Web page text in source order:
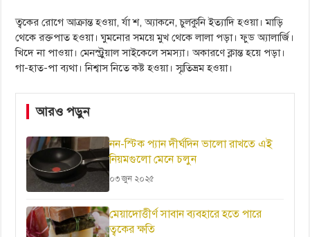
ত্বকের রোগে আক্রান্ত হওয়া, র্যা শ, অ্যাকনে, চুলকুনি ইত্যাদি হওয়া। মাড়ি
থেকে রক্তপাত হওয়া। ঘুমনোর সময়ে মুখ থেকে লালা পড়া। ফুড অ্যালার্জি।
খিদে না পাওয়া। মেনস্ট্রুয়াল সাইকেলে সমস্যা। অকারণে ক্লান্ত হয়ে পড়া।
গা-হাত-পা ব্যথা। নিশ্বাস নিতে কষ্ট হওয়া। স্মৃতিভ্রম হওয়া।
আরও পড়ুন
নন-স্টিক প্যান দীর্ঘদিন ভালো রাখতে এই
নিয়মগুলো মেনে চলুন
০৩ জুন ২০২৫
মেয়াদোত্তীর্ণ সাবান ব্যবহারে হতে পারে
ত্বকের ক্ষতি